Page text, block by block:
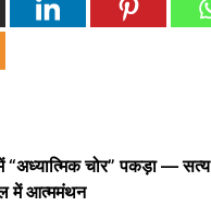
“अध्यात्मिक चोर” पकड़ा —
में आत्ममंथन